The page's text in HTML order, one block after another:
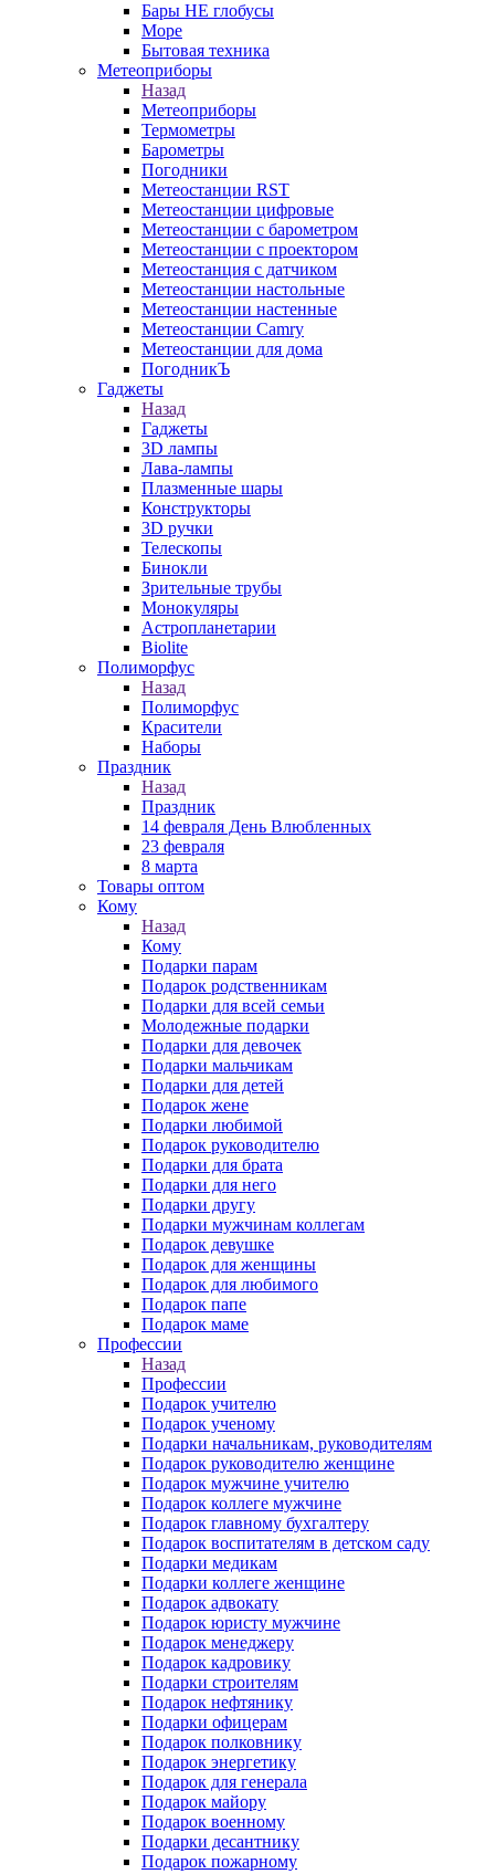
Бары НЕ глобусы
Море
Бытовая техника
Метеоприборы
Назад
Метеоприборы
Термометры
Барометры
Погодники
Метеостанции RST
Метеостанции цифровые
Метеостанции с барометром
Метеостанции с проектором
Метеостанция с датчиком
Метеостанции настольные
Метеостанции настенные
Метеостанции Camry
Метеостанции для дома
ПогодникЪ
Гаджеты
Назад
Гаджеты
3D лампы
Лава-лампы
Плазменные шары
Конструкторы
3D ручки
Телескопы
Бинокли
Зрительные трубы
Монокуляры
Астропланетарии
Biolite
Полиморфус
Назад
Полиморфус
Красители
Наборы
Праздник
Назад
Праздник
14 февраля День Влюбленных
23 февраля
8 марта
Товары оптом
Кому
Назад
Кому
Подарки парам
Подарок родственникам
Подарки для всей семьи
Молодежные подарки
Подарки для девочек
Подарки мальчикам
Подарки для детей
Подарок жене
Подарки любимой
Подарок руководителю
Подарки для брата
Подарки для него
Подарки другу
Подарки мужчинам коллегам
Подарок девушке
Подарок для женщины
Подарок для любимого
Подарок папе
Подарок маме
Профессии
Назад
Профессии
Подарок учителю
Подарок ученому
Подарки начальникам, руководителям
Подарок руководителю женщине
Подарок мужчине учителю
Подарок коллеге мужчине
Подарок главному бухгалтеру
Подарок воспитателям в детском саду
Подарки медикам
Подарки коллеге женщине
Подарок адвокату
Подарок юристу мужчине
Подарок менеджеру
Подарок кадровику
Подарки строителям
Подарок нефтянику
Подарки офицерам
Подарок полковнику
Подарок энергетику
Подарок для генерала
Подарок майору
Подарок военному
Подарки десантнику
Подарок пожарному